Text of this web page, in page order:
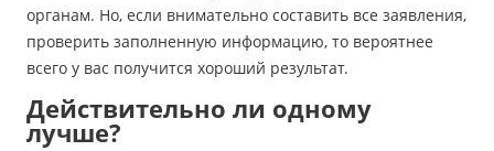
органам. Но, если внимательно составить все заявления,
проверить заполненную информацию, то вероятнее
всего у вас получится хороший результат.
Действительно ли одному
лучше?